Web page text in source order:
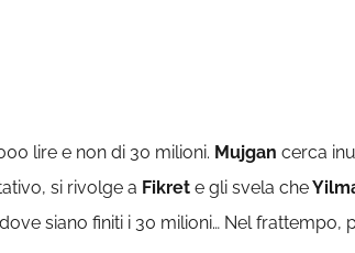
lire e non di 30 milioni. Mujgan cerca
si rivolge a Fikret e gli svela che
siano finiti i 30 milioni… Nel frattempo,